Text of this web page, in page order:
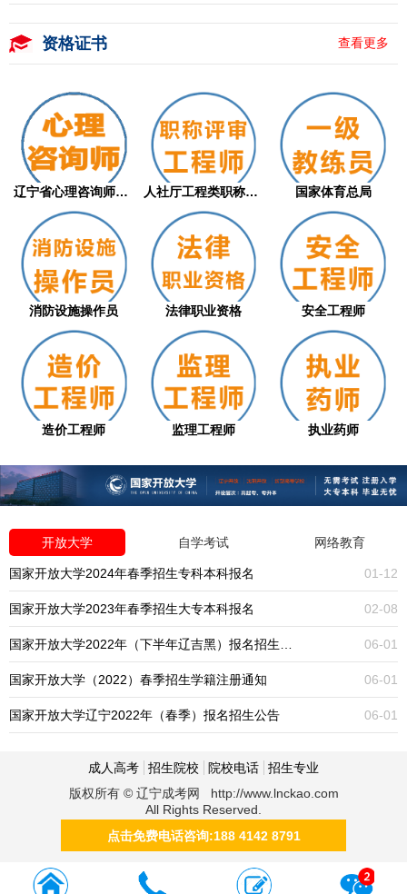
资格证书 查看更多
辽宁省心理咨询师职业技能等级评价证书（从... 人社厅工程类职称评审 国家体育总局
消防设施操作员 法律职业资格 安全工程师
造价工程师 监理工程师 执业药师
开放大学 自学考试 网络教育
01-12
国家开放大学2024年春季招生专科本科报名
02-08
国家开放大学2023年春季招生大专本科报名
06-01
06-01
国家开放大学（2022）春季招生学籍注册通知
06-01
国家开放大学辽宁2022年（春季）报名招生公告
成人高考 招生院校 院校电话
招生专业
版权所有 © 辽宁成考网 http://www.lnckao.com
All Rights Reserved.
点击免费电话咨询:188 4142 8791